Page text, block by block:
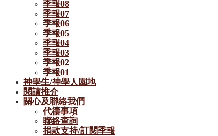
季報08
季報07
季報06
季報05
季報04
季報03
季報02
季報01
神學生/神學人園地
閱讀推介
關心及聯絡我們
代禱事項
聯絡查詢
捐款支持/訂閱季報